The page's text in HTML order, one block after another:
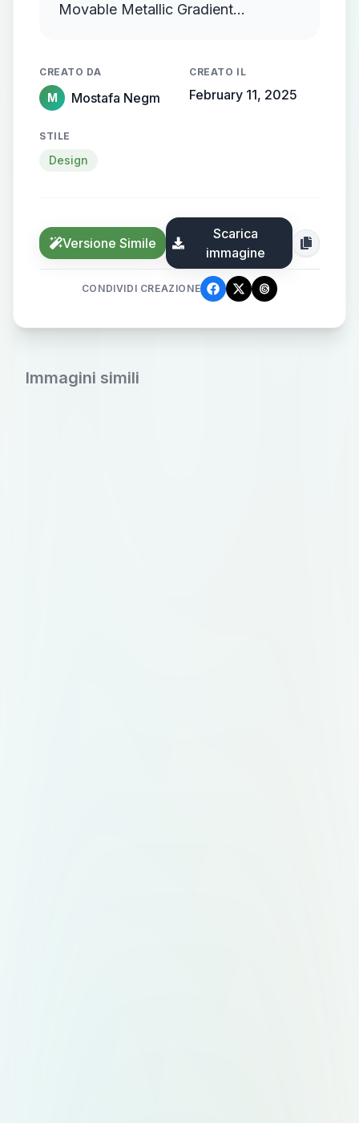
Movable Metallic Gradient
CREATO DA
M Mostafa Negm
CREATO IL
February 11, 2025
STILE
Design
Versione Simile
Scarica
immagine
CONDIVIDI CREAZIONE
Immagini simili